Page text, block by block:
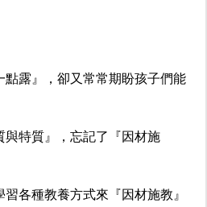
點露』，卻又常常期盼孩子們能
與特質』，忘記了『因材施
各種教養方式來『因材施教』